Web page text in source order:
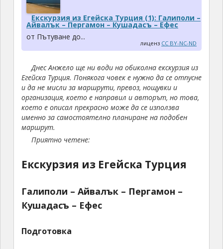
Екскурзия из Егейска Турция (1): Галиполи –
Айвалък – Пергамон – Кушадасъ – Ефес
от Пътуване до...
лиценз CC BY-NC-ND
Днес Анжело ще ни води на обиколна екскурзия из
Егейска Турция. Понякога човек е нужно да се отпусне
и да не мисли за маршрути, превоз, нощувки и
организация, което е направил и авторът, но това,
което е описал прекрасно може да се използва
именно за самостоятелно планиране на подобен
маршрут.
Приятно четене:
Екскурзия из Егейска Турция
Галиполи – Айвалък – Пергамон –
Кушадасъ – Ефес
Подготовка